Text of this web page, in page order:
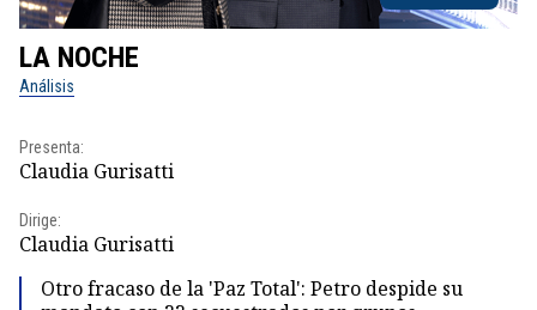
LA NOCHE
Análisis
Presenta:
Claudia Gurisatti
Dirige:
Claudia Gurisatti
Otro fracaso de la 'Paz Total': Petro despide su